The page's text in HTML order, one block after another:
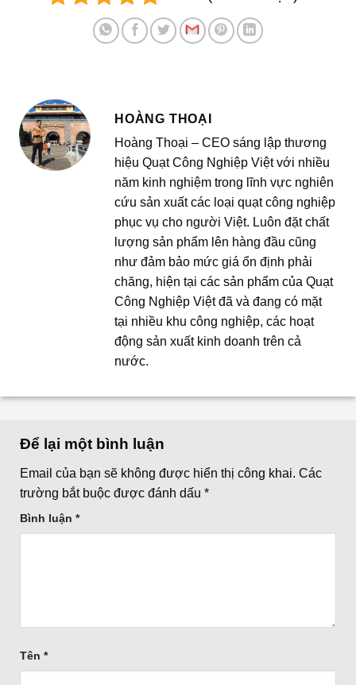
HOÀNG THOẠI
Hoàng Thoại – CEO sáng lập thương
hiệu Quạt Công Nghiệp Việt với nhiều
năm kinh nghiệm trong lĩnh vực nghiên
cứu sản xuất các loại quạt công nghiệp
phục vụ cho người Việt. Luôn đặt chất
lượng sản phẩm lên hàng đầu cũng
như đảm bảo mức giá ổn định phải
chăng, hiện tại các sản phẩm của Quạt
Công Nghiệp Việt đã và đang có mặt
tại nhiều khu công nghiệp, các hoạt
động sản xuất kinh doanh trên cả
nước.
Để lại một bình luận
Email của bạn sẽ không được hiển thị công khai. Các
trường bắt buộc được đánh dấu *
Bình luận *
Tên *